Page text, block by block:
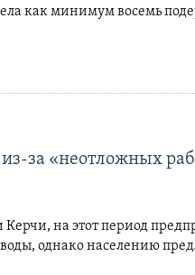
как минимум восемь
за «неотложных
на этот период
однако населению